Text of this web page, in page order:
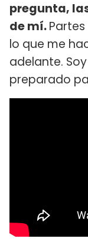
pregunta,
de mí.
lo que me
adelante.
preparado